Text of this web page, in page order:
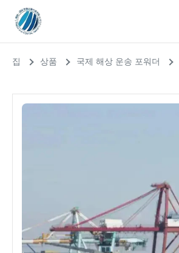
집 상품 국제 해상 운송 포워더